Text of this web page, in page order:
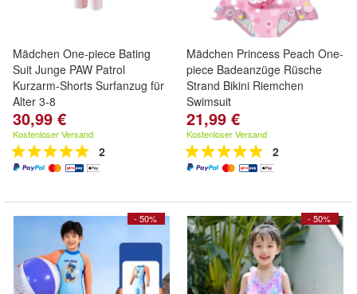
Mädchen One-piece Bating
Suit Junge PAW Patrol
Kurzarm-Shorts Surfanzug für
Alter 3-8
30,99 €
Kostenloser Versand
2
Mädchen Princess Peach One-
piece Badeanzüge Rüsche
Strand Bikini Riemchen
Swimsuit
21,99 €
Kostenloser Versand
2
- 50% - 50%